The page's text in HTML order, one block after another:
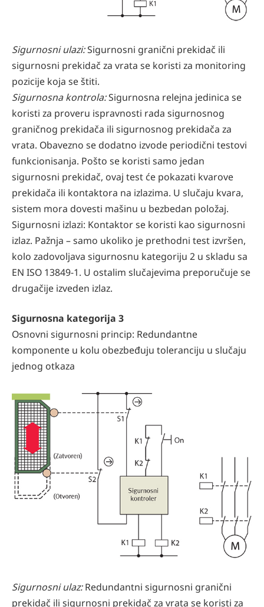
Sigurnosni ulazi:Sigurnosni granični prekidač ili
sigurnosni prekidač za vrata se koristi za monitoring
pozicije koja se štiti.
Sigurnosna kontrola:Sigurnosna relejna jedinica se
koristi za proveru ispravnosti rada sigurnosnog
graničnog prekidača ili sigurnosnog prekidača za
vrata. Obavezno se dodatno izvode periodični testovi
funkcionisanja. Pošto se koristi samo jedan
sigurnosni prekidač, ovaj test će pokazati kvarove
prekidača ili kontaktora na izlazima. U slučaju kvara,
sistem mora dovesti mašinu u bezbedan položaj.
Sigurnosni izlazi: Kontaktor se koristi kao sigurnosni
izlaz. Pažnja – samo ukoliko je prethodni test izvršen,
kolo zadovoljava sigurnosnu kategoriju 2 u skladu sa
EN ISO 13849-1. U ostalim slučajevima preporučuje se
drugačije izveden izlaz.
Sigurnosna kategorija 3
Osnovni sigurnosni princip: Redundantne
komponente u kolu obezbeđuju toleranciju u slučaju
jednog otkaza
Sigurnosni ulaz:Redundantni sigurnosni granični
prekidač ili sigurnosni prekidač za vrata se koristi za